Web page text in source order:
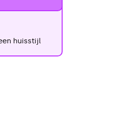
huisstijl